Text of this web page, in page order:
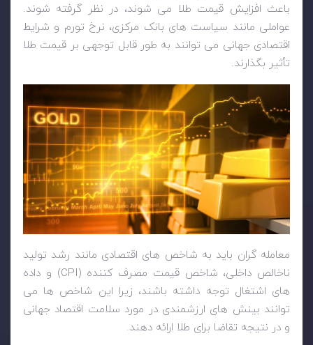
باعث افزایش قیمت طلا می شوند، در نظر گرفته شوند.
عواملی مانند سیاست های بانک مرکزی، نرخ تورم و شرایط
اقتصادی جهانی می توانند به طور قابل توجهی بر قیمت طلا
تأثیر بگذارند.
معامله گران باید به شاخص های اقتصادی مانند رشد تولید
ناخالص داخلی، شاخص قیمت مصرف کننده (CPI) و داده
های اشتغال توجه داشته باشند، زیرا این شاخص ها می
توانند بینش های ارزشمندی در مورد سلامت اقتصاد جهانی
و در نتیجه تقاضا برای طلا ارائه دهند.